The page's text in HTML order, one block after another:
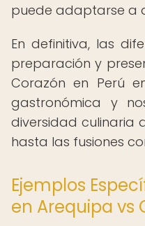
puede adaptarse a
En definitiva, las
preparación y
Corazón en Perú
gastronómica y
diversidad culinaria
hasta las fusiones
Ejemplos
en Arequipa vs